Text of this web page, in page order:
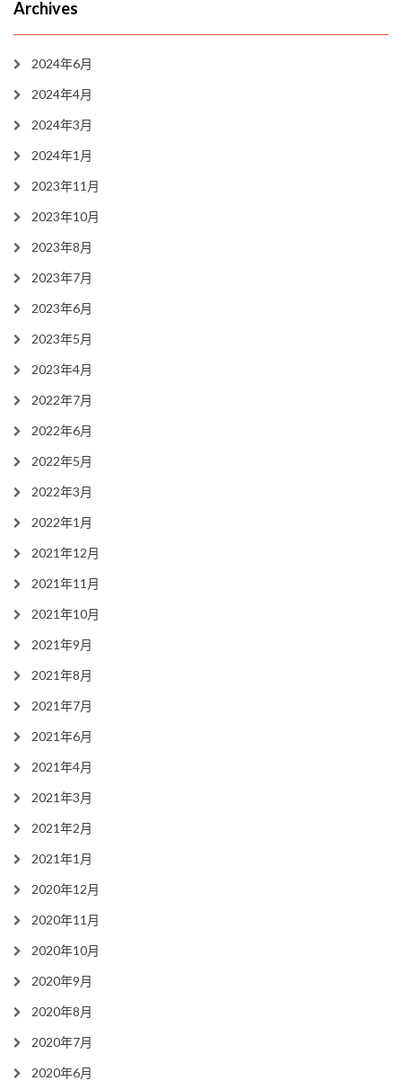
Archives
2024年6月
2024年4月
2024年3月
2024年1月
2023年11月
2023年10月
2023年8月
2023年7月
2023年6月
2023年5月
2023年4月
2022年7月
2022年6月
2022年5月
2022年3月
2022年1月
2021年12月
2021年11月
2021年10月
2021年9月
2021年8月
2021年7月
2021年6月
2021年4月
2021年3月
2021年2月
2021年1月
2020年12月
2020年11月
2020年10月
2020年9月
2020年8月
2020年7月
2020年6月